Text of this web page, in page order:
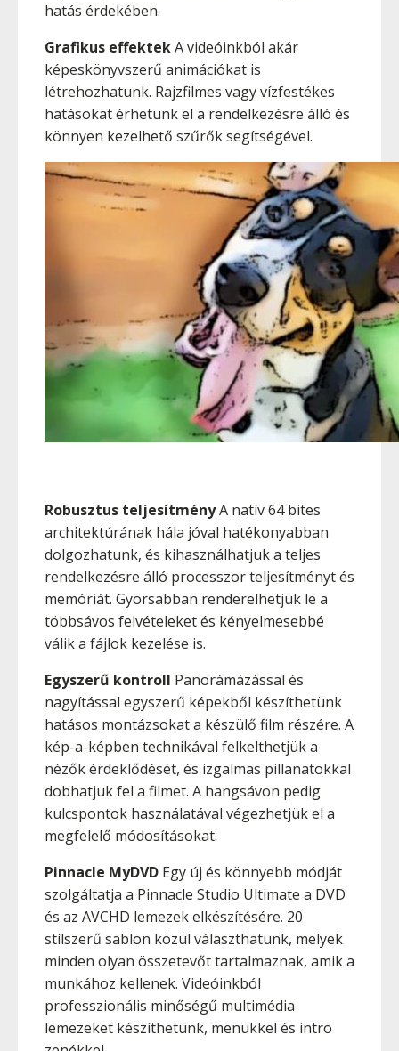
hatás érdekében.
Grafikus effektekA videóinkból akár
képeskönyvszerű animációkat is
létrehozhatunk. Rajzfilmes vagy vízfestékes
hatásokat érhetünk el a rendelkezésre álló és
könnyen kezelhető szűrők segítségével.
Robusztus teljesítményA natív 64 bites
architektúrának hála jóval hatékonyabban
dolgozhatunk, és kihasználhatjuk a teljes
rendelkezésre álló processzor teljesítményt és
memóriát. Gyorsabban renderelhetjük le a
többsávos felvételeket és kényelmesebbé
válik a fájlok kezelése is.
Egyszerű kontroll Panorámázással és
nagyítással egyszerű képekből készíthetünk
hatásos montázsokat a készülő film részére. A
kép-a-képben technikával felkelthetjük a
nézők érdeklődését, és izgalmas pillanatokkal
dobhatjuk fel a filmet. A hangsávon pedig
kulcspontok használatával végezhetjük el a
megfelelő módosításokat.
Pinnacle MyDVD Egy új és könnyebb módját
szolgáltatja a Pinnacle Studio Ultimate a DVD
és az AVCHD lemezek elkészítésére. 20
stílszerű sablon közül választhatunk, melyek
minden olyan összetevőt tartalmaznak, amik a
munkához kellenek. Videóinkból
professzionális minőségű multimédia
lemezeket készíthetünk, menükkel és intro